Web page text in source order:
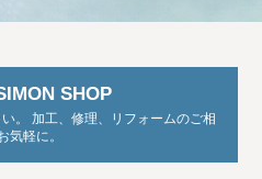
SHOP
。 加工、修理、リフォームのご相
気軽に。